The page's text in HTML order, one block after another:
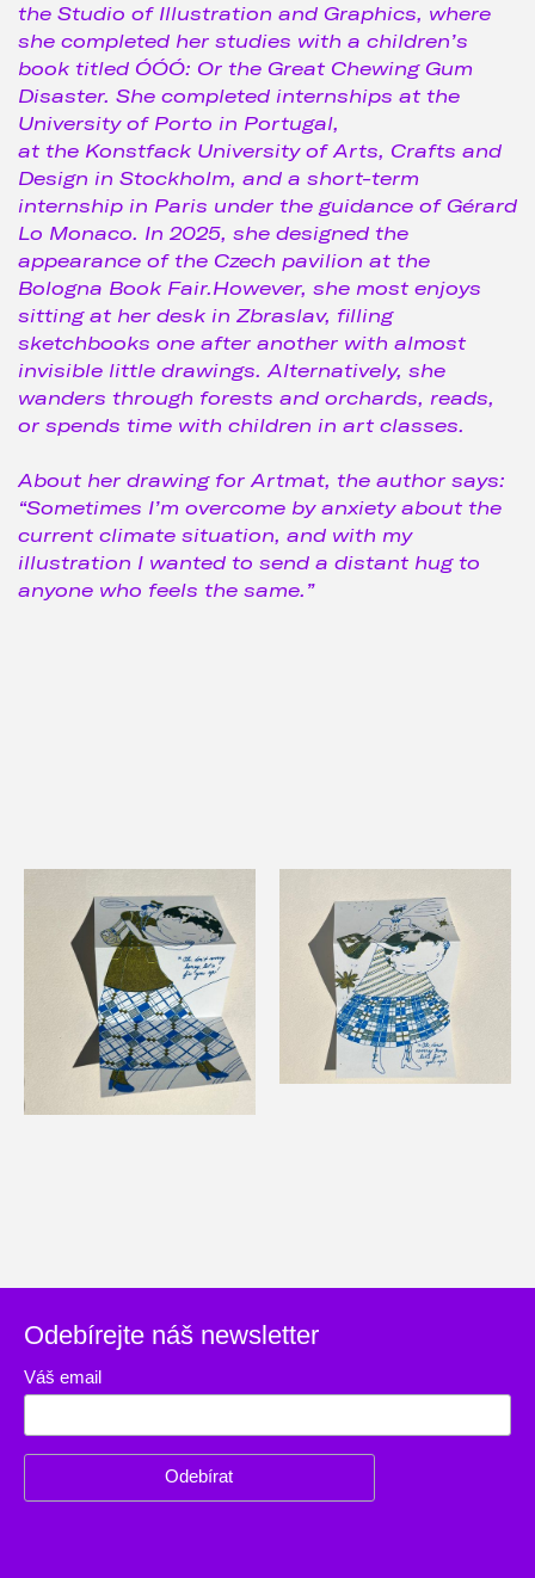
the Studio of Illustration and Graphics, where
she completed her studies with a children’s
book titled ÓÓÓ: Or the Great Chewing Gum
Disaster. She completed internships at the
University of Porto in Portugal,
at the Konstfack University of Arts, Crafts and
Design in Stockholm, and a short-term
internship in Paris under the guidance of Gérard
Lo Monaco. In 2025, she designed the
appearance of the Czech pavilion at the
Bologna Book Fair.However, she most enjoys
sitting at her desk in Zbraslav, filling
sketchbooks one after another with almost
invisible little drawings. Alternatively, she
wanders through forests and orchards, reads,
or spends time with children in art classes.
About her drawing for Artmat, the author says:
“Sometimes I’m overcome by anxiety about the
current climate situation, and with my
illustration I wanted to send a distant hug to
anyone who feels the same.”
Odebírejte náš newsletter
Váš email